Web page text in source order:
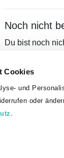
Cookies
und
oder
Noch nicht
Du bist noch
Mitglieder!
MITGLIED